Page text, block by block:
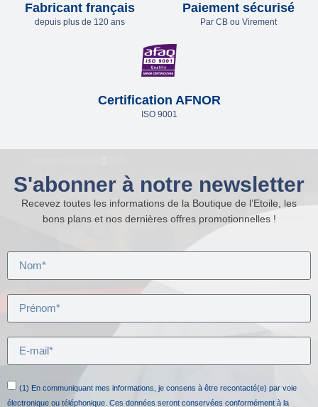
Fabricant français
depuis plus de 120 ans
Paiement sécurisé
Par CB ou Virement
Certification AFNOR
ISO 9001
S'abonner à notre newsletter
Recevez toutes les informations de la Boutique de l’Etoile, les
bons plans et nos dernières offres promotionnelles !
(1) En communiquant mes informations, je consens à être recontacté(e) par voie
électronique ou téléphonique. Ces données seront conservées conformément à la